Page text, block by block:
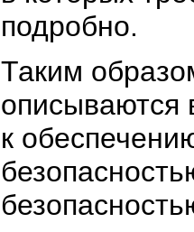
подробно.
Таким
описываются
к